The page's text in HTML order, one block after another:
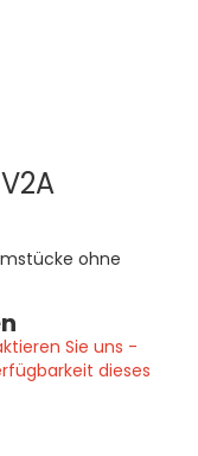
ohne
Sie uns -
dieses